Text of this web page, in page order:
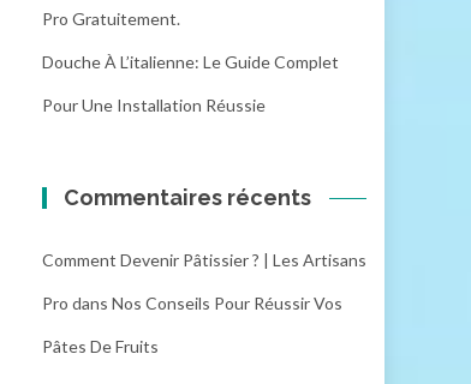
Pro Gratuitement.
Douche À L’italienne: Le Guide Complet
Pour Une Installation Réussie
Commentaires récents
Comment Devenir Pâtissier ? | Les Artisans
Pro dans Nos Conseils Pour Réussir Vos
Pâtes De Fruits